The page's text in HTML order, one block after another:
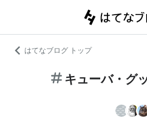
はてなブログ トップ
キューバ・グ